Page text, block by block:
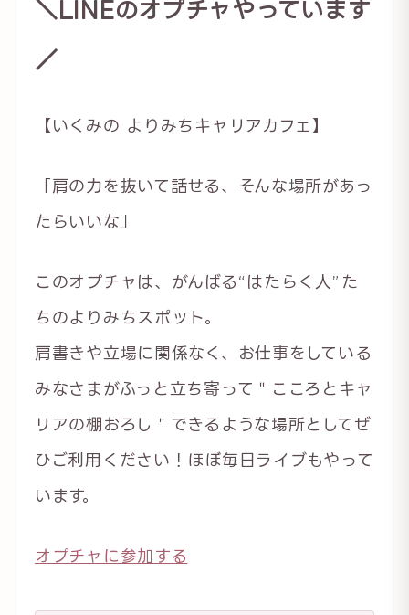
＼LINEのオプチャやっています
／
【いくみの よりみちキャリアカフェ】
「肩の力を抜いて話せる、そんな場所があっ
たらいいな」
このオプチャは、がんばる“はたらく人”た
ちのよりみちスポット。
肩書きや立場に関係なく、お仕事をしている
みなさまがふっと立ち寄って＂こころとキャ
リアの棚おろし＂できるような場所としてぜ
ひご利用ください！ほぼ毎日ライブもやって
います。
オプチャに参加する